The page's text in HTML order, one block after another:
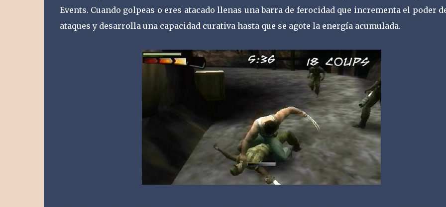
Events. Cuando golpeas o eres atacado llenas una barra de ferocidad que incrementa el poder
ataques y desarrolla una capacidad curativa hasta que se agote la energía acumulada.